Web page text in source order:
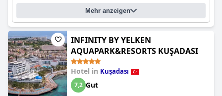
Mehr anzeigen
INFINITY BY YELKEN
AQUAPARK&RESORTS KUŞADASI
Hotel in Kuşadası
7,2 Gut